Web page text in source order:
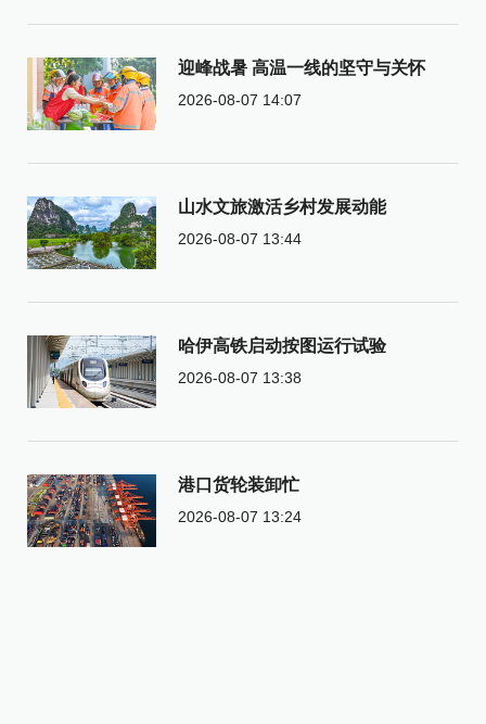
迎峰战暑 高温一线的坚守与关怀
2026-08-07 14:07
山水文旅激活乡村发展动能
2026-08-07 13:44
哈伊高铁启动按图运行试验
2026-08-07 13:38
港口货轮装卸忙
2026-08-07 13:24